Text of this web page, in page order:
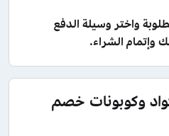
واختر وسيلة الدفع
وإتمام الشراء.
وكوبونات خصم